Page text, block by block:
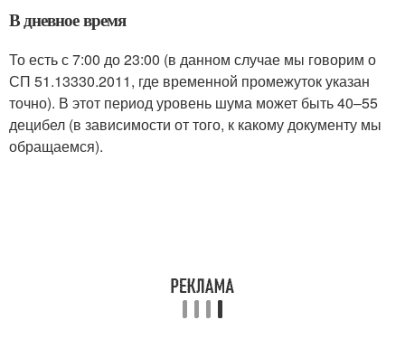
В дневное время
То есть с 7:00 до 23:00 (в данном случае мы говорим о
СП 51.13330.2011, где временной промежуток указан
точно). В этот период уровень шума может быть 40–55
децибел (в зависимости от того, к какому документу мы
обращаемся).